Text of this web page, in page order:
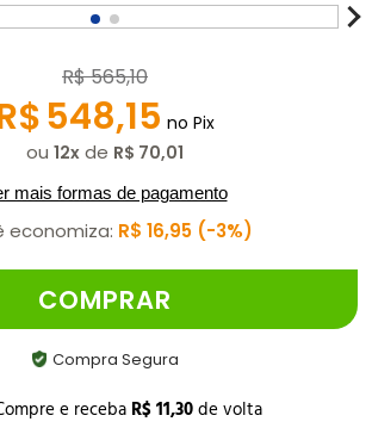
R$565,10
548,15 no Pix
ou 12 de R$ 70,01
mais formas de pagamento
economiza: R$ 16,95 3%
COMPRAR
Compra Segura
e receba R$11,30de volta